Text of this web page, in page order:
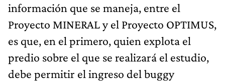
información que se maneja, entre el
Proyecto MINERAL y el Proyecto OPTIMUS,
es que, en el primero, quien explota el
predio sobre el que se realizará el estudio,
debe permitir el ingreso del buggy